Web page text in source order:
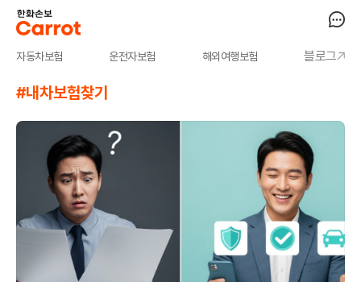
자동차보험 운전자보험 해외여행보험 블로그
#내차보험찾기